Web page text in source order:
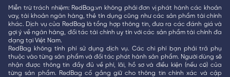
Miễn trừ trách nhiệm: RedBag.vn không phải đơn vị phát hành các khoản
vay, tài khoản ngân hàng, thẻ tín dụng cũng như các sản phẩm tài chính
khác. Dịch vụ của RedBag là tổng hợp thông tin, đưa ra các đánh giá và
gợi ý về ngân hàng, đối tác tài chính uy tín với các sản phẩm tài chính đa
dạng tại Việt Nam.
RedBag không tính phí sử dụng dịch vụ. Các chi phí bạn phải trả phụ
thuộc vào từng sản phẩm và đối tác phát hành sản phẩm. Người dùng sẽ
nhận được thông tin đầy đủ về phí, lãi, hồ sơ và điều kiện (nếu có) của
từng sản phẩm. RedBag cố gắng giữ cho thông tin chính xác và cập